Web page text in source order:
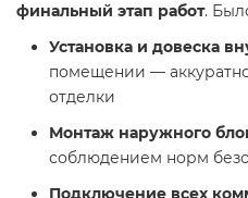
финальный этап работ.
Установка и довеска
помещении —
отделки
Монтаж наружного
соблюдением норм
Подключение всех